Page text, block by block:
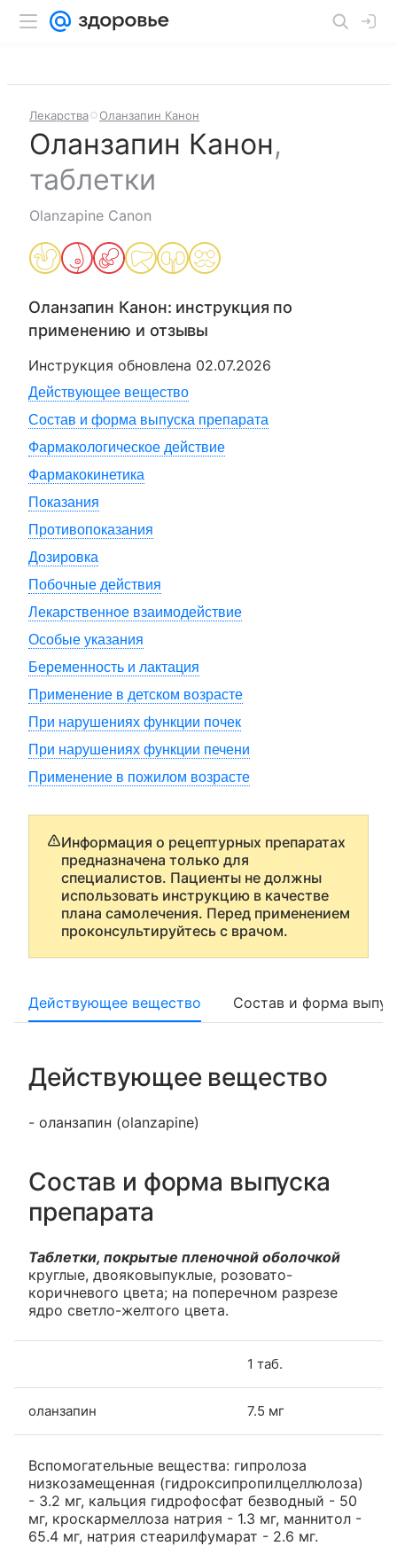
Лекарства Оланзапин Канон
Оланзапин Канон,
таблетки
Olanzapine Canon
Оланзапин Канон: инструкция по
применению и отзывы
Инструкция обновлена 02.07.2026
Действующее вещество
Состав и форма выпуска препарата
Фармакологическое действие
Фармакокинетика
Показания
Противопоказания
Дозировка
Побочные действия
Лекарственное взаимодействие
Особые указания
Беременность и лактация
Применение в детском возрасте
При нарушениях функции почек
При нарушениях функции печени
Применение в пожилом возрасте
Информация о рецептурных препаратах
предназначена только для
специалистов. Пациенты не должны
использовать инструкцию в качестве
плана самолечения. Перед применением
проконсультируйтесь с врачом.
Действующее вещество Состав и форма
Действующее вещество
- оланзапин (olanzapine)
Состав и форма выпуска
препарата
Таблетки, покрытые пленочной оболочкой
круглые, двояковыпуклые, розовато-
коричневого цвета; на поперечном разрезе
ядро светло-желтого цвета.
1 таб.
оланзапин 7.5 мг
Вспомогательные вещества: гипролоза
низкозамещенная (гидроксипропилцеллюлоза)
- 3.2 мг, кальция гидрофосфат безводный - 50
мг, кроскармеллоза натрия - 1.3 мг, маннитол -
65.4 мг, натрия стеарилфумарат - 2.6 мг.